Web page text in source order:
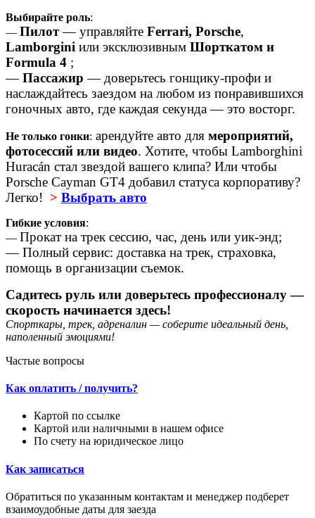
Выбирайте роль:
— Пилот— управляйте Ferrari, Porsche,
Lamborgini или эксклюзивным Шорткатом и
Formula 4 ;
—Пассажир — доверьтесь гонщику-профи и
наслаждайтесь заездом на любом из понравившихся
гоночных авто, где каждая секунда — это восторг.
Не только гонки: арендуйте авто для мероприятий,
фотосессий или видео. Хотите, чтобы Lamborghini
Huracán стал звездой вашего клипа? Или чтобы
Porsche Cayman GT4 добавил статуса корпоративу?
Легко! > Выбрать авто
Гибкие условия:
— Прокат на трек сессию, час, день или уик-энд;
— Полный сервис: доставка на трек, страховка,
помощь в организации съемок.
Садитесь руль или доверьтесь профессионалу —
скорость начинается здесь!
Спорткары, трек, адреналин — соберите идеальный день,
наполенный эмоциями!
Частые вопросы
Как оплатить / получить?
Картой по ссылке
Картой или наличными в нашем офисе
По счету на юридическое лицо
Как записаться
Обратиться по указанным контактам и менеджер подберет
взаимоудобные даты для заезда